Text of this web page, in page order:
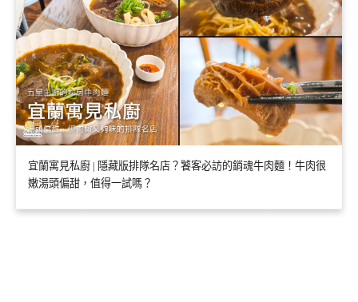
宜蘭寓見私廚 | 隱藏版排隊名店？饕客必訪的銷魂牛肉麵！牛肉很
嫩湯頭偏甜，值得一試嗎？